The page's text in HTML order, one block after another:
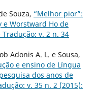
Souza, “Melhor pior”:
e Worstward Ho de
v. 2 n. 34
Adonis A. L. e Sousa,
e ensino de Língua
dos anos de
v. 35 n. 2 (2015):